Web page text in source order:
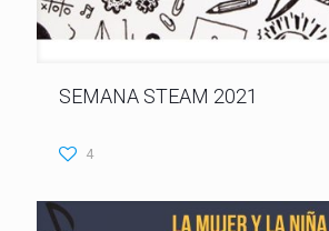
SEMANA STEAM 2021
4